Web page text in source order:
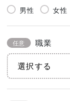
男性 女性
任意 職業